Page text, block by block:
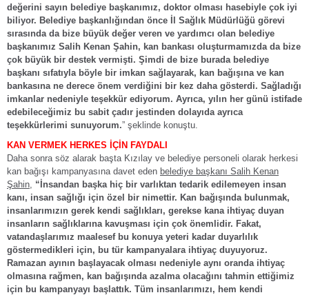
değerini sayın belediye başkanımız, doktor olması hasebiyle çok iyi
biliyor. Belediye başkanlığından önce İl Sağlık Müdürlüğü görevi
sırasında da bize büyük değer veren ve yardımcı olan belediye
başkanımız Salih Kenan Şahin, kan bankası oluşturmamızda da bize
çok büyük bir destek vermişti. Şimdi de bize burada belediye
başkanı sıfatıyla böyle bir imkan sağlayarak, kan bağışına ve kan
bankasına ne derece önem verdiğini bir kez daha gösterdi. Sağladığı
imkanlar nedeniyle teşekkür ediyorum. Ayrıca, yılın her günü istifade
edebileceğimiz bu sabit çadır jestinden dolayıda ayrıca
teşekkürlerimi sunuyorum.” şeklinde konuştu.
KAN VERMEK HERKES İÇİN FAYDALI
Daha sonra söz alarak başta Kızılay ve belediye personeli olarak herkesi
kan bağışı kampanyasına davet eden belediye başkanı Salih Kenan
Şahin, “İnsandan başka hiç bir varlıktan tedarik edilemeyen insan
kanı, insan sağlığı için özel bir nimettir. Kan bağışında bulunmak,
insanlarımızın gerek kendi sağlıkları, gerekse kana ihtiyaç duyan
insanların sağlıklarına kavuşması için çok önemlidir. Fakat,
vatandaşlarımız maalesef bu konuya yeteri kadar duyarlılık
göstermedikleri için, bu tür kampanyalara ihtiyaç duyuyoruz.
Ramazan ayının başlayacak olması nedeniyle aynı oranda ihtiyaç
olmasına rağmen, kan bağışında azalma olacağını tahmin ettiğimiz
için bu kampanyayı başlattık. Tüm insanlarımızı, hem kendi